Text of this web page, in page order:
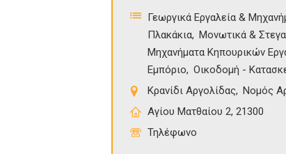
Γεωργικά Εργαλεία &
Πλακάκια Μονωτικά &
Μηχανήματα Κηπουρικών
Εμπόριο
Οικοδομή -
Κρανίδι Αργολίδας
Νομός
Αγίου Ματθαίου 2, 21300
Τηλέφωνο